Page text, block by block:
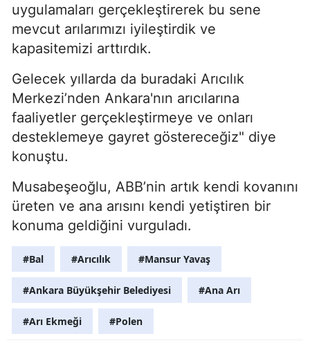
uygulamaları gerçekleştirerek bu sene
mevcut arılarımızı iyileştirdik ve
kapasitemizi arttırdık.
Gelecek yıllarda da buradaki Arıcılık
Merkezi’nden Ankara'nın arıcılarına
faaliyetler gerçekleştirmeye ve onları
desteklemeye gayret göstereceğiz" diye
konuştu.
Musabeşeoğlu, ABB’nin artık kendi kovanını
üreten ve ana arısını kendi yetiştiren bir
konuma geldiğini vurguladı.
#Bal #Arıcılık #Mansur Yavaş
#Ankara Büyükşehir Belediyesi #Ana Arı
#Arı Ekmeği #Polen